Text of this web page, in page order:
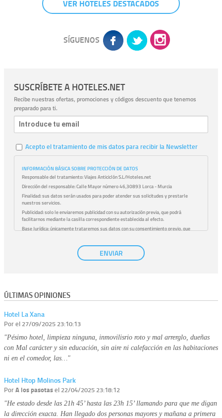
VER HOTELES DESTACADOS
SÍGUENOS
SUSCRÍBETE A HOTELES.NET
Recibe nuestras ofertas, promociones y códigos descuento que tenemos
preparado para ti.
Acepto el tratamiento de mis datos para recibir la Newsletter
INFORMACIÓN BÁSICA SOBRE PROTECCIÓN DE DATOS
Responsable del tratamiento:Viajes Anticiclón S.L/Hoteles.net
Dirección del responsable:Calle Mayor número 46,30893 Lorca - Murcia
Finalidad:sus datos serán usados para poder atender sus solicitudes y prestarle
nuestros servicios.
Publicidad:solo le enviaremos publicidad con su autorización previa, que podrá
facilitarnos mediante la casilla correspondiente establecida al efecto.
Base Jurídica:únicamente trataremos sus datos con su consentimiento previo, que
con carácter general, sólo el personal de nuestra entidad que esté
debidamente autorizado podrá tener conocimiento de la información que le pedimos. No
se comunicarán datos a terceros.
Información complementaria:
sobre cómo tratamos sus datos en la
ENVIAR
ÚLTIMAS OPINIONES
Hotel La Xana
Porel 27/09/2025 23:10:13
"Pésimo hotel, limpieza ninguna, inmovilisrio roto y mal arrerglo, dueñas
con Mal carácter y sin educación, sin aire ni calefacción en las habitaciones
ni en el comedor, las…"
Hotel Htop Molinos Park
PorA los pasotasel 22/04/2025 23:18:12
"He estado desde las 21h 45’ hasta las 23h 15’ llamando para que me digan
la dirección exacta. Han llegado dos personas mayores y mañana a primera